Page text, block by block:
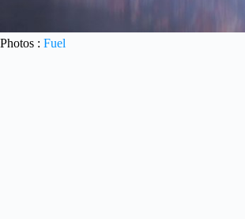
Photos : Fuel